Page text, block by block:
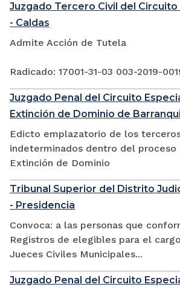
Juzgado Tercero Civil del Circuito
- Caldas
Admite Acción de Tutela
Radicado: 17001-31-03 003-2019-
Juzgado Penal del Circuito
Extinción de Dominio de
Edicto emplazatorio de los
indeterminados dentro del proceso
Extinción de Dominio
Tribunal Superior del Distrito
- Presidencia
Convoca: a las personas que
Registros de elegibles para el
Jueces Civiles Municipales...
Juzgado Penal del Circuito